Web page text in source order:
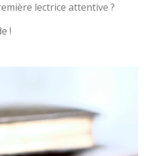
lectrice attentive ?
!